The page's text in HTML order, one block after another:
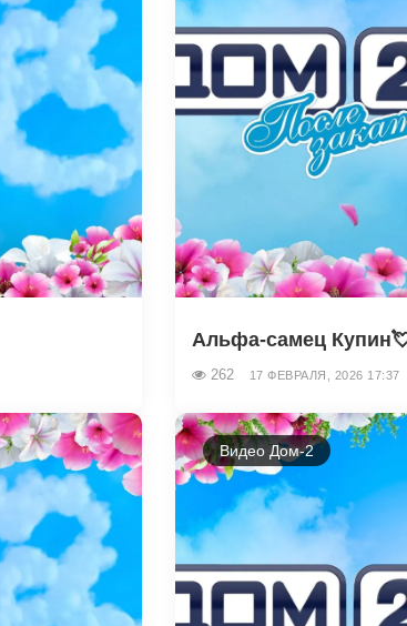
Альфа-самец
262 17 ФЕВРАЛЯ, 2026 17:37
Видео Дом-2